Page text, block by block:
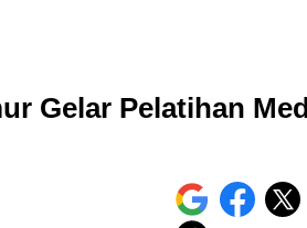
Gelar Pelatihan